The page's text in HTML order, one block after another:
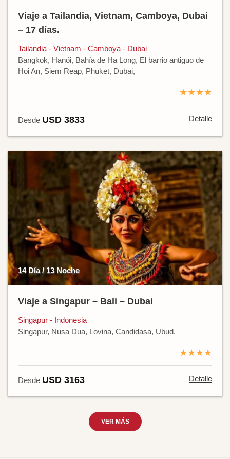
Viaje a Tailandia, Vietnam, Camboya, Dubai
– 17 días.
Tailandia - Vietnam - Camboya - Dubai
Bangkok, Hanói, Bahía de Ha Long, El barrio antiguo de
Hoi An, Siem Reap, Phuket, Dubai,
★★★★
Desde USD 3833 Detalle
14 Día / 13 Noche
Viaje a Singapur – Bali – Dubai
Singapur - Indonesia
Singapur, Nusa Dua, Lovina, Candidasa, Ubud,
★★★★
Desde USD 3163 Detalle
VER MÁS